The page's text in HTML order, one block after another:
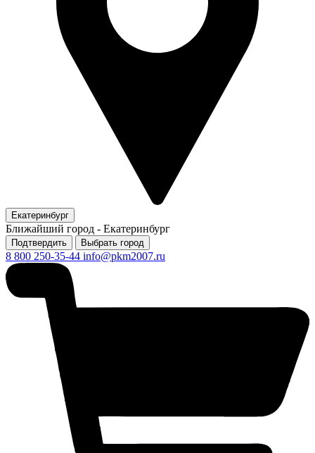
Екатеринбург
Ближайший город - Екатеринбург
Подтвердить Выбрать город
8 800 250-35-44 info@pkm2007.ru